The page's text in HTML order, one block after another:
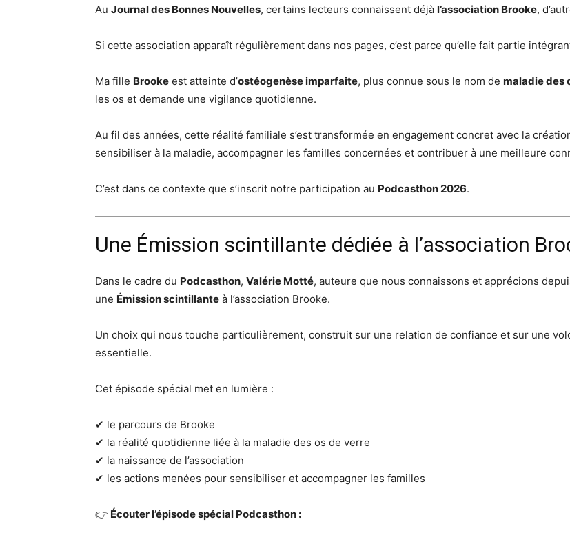
Au Journal des Bonnes Nouvelles, certains lecteurs connaissent déjà l’association Brooke,
Si cette association apparaît régulièrement dans nos pages, c’est parce qu’elle fait partie
Ma fille Brooke est atteinte d’ostéogenèse imparfaite, plus connue sous le nom de maladie des
les os et demande une vigilance quotidienne.
Au fil des années, cette réalité familiale s’est transformée en engagement concret avec la
sensibiliser à la maladie, accompagner les familles concernées et contribuer à une meilleure
C’est dans ce contexte que s’inscrit notre participation au Podcasthon 2026.
Une Émission scintillante dédiée à l’association
Dans le cadre du Podcasthon, Valérie Motté, auteure que nous connaissons et apprécions
une Émission scintillante à l’association Brooke.
Un choix qui nous touche particulièrement, construit sur une relation de confiance et sur une
essentielle.
Cet épisode spécial met en lumière :
✔ le parcours de Brooke
✔ la réalité quotidienne liée à la maladie des os de verre
✔ la naissance de l’association
✔ les actions menées pour sensibiliser et accompagner les familles
👉 Écouter l’épisode spécial Podcasthon :